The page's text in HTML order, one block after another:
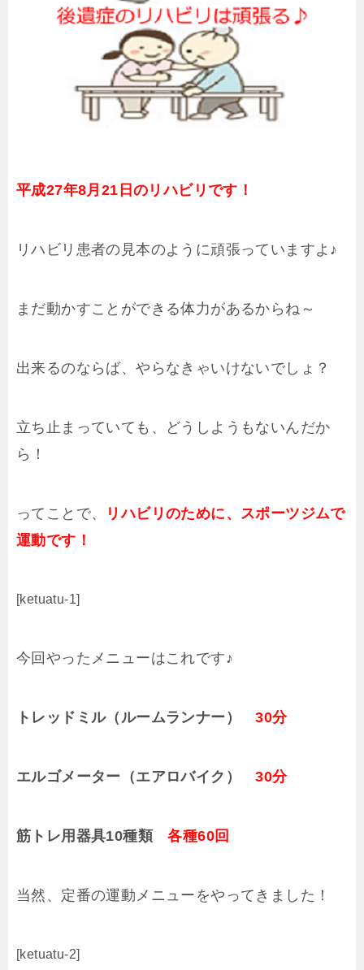
平成27年8月21日のリハビリです！
リハビリ患者の見本のように頑張っていますよ♪
まだ動かすことができる体力があるからね～
出来るのならば、やらなきゃいけないでしょ？
立ち止まっていても、どうしようもないんだか
ら！
ってことで、
リハビリのために、スポーツジムで
運動です！
[ketuatu-1]
今回やったメニューはこれです♪
トレッドミル（ルームランナー）30分
エルゴメーター（エアロバイク）30分
筋トレ用器具10種類各種60回
当然、定番の運動メニューをやってきました！
[ketuatu-2]